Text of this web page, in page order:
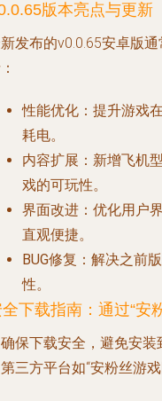
版本亮点与更新
发布的v0.0.65安卓版
性能优化 ：提升游戏
耗电。
内容扩展 ：新增飞机
戏的可玩性。
界面改进 ：优化用户
直观便捷。
BUG修复 ：解决之前
性。
下载指南：通过“安
保下载安全，避免安
三方平台如“安粉丝游戏